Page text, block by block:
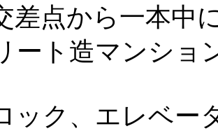
差点から一本中
ート造マンショ
ック、エレベー